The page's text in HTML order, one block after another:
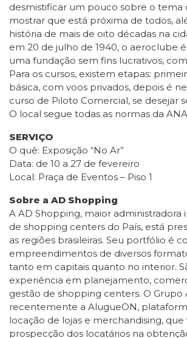
desmistificar um pouco sobre o tema
mostrar que está próxima de todos,
história de mais de oito décadas na
em 20 de julho de 1940, o aeroclube
uma fundação sem fins lucrativos,
Para os cursos, existem etapas:
básica, com voos privados, depois é
curso de Piloto Comercial, se desejar
O local segue todas as normas da
SERVIÇO
O quê: Exposição “No Ar”
Data: de 10 a 27 de fevereiro
Local: Praça de Eventos – Piso 1
Sobre a AD Shopping
A AD Shopping, maior
de shopping centers do País, está
as regiões brasileiras. Seu portfólio é
empreendimentos de diversos
tanto em capitais quanto no interior.
experiência em planejamento,
gestão de shopping centers. O Grupo
recentemente a AlugueON,
locação de lojas e merchandising, que
prospecção dos locatários na